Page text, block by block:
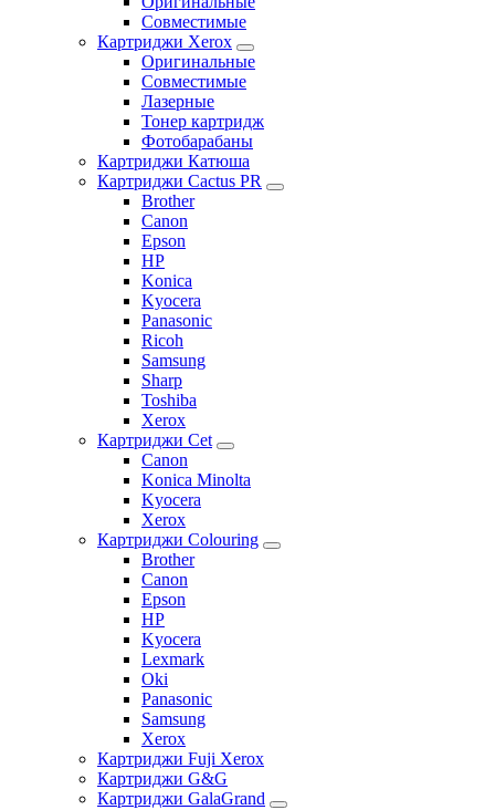
Совместимые
Картриджи Xerox
Оригинальные
Совместимые
Лазерные
Тонер картридж
Фотобарабаны
Картриджи Катюша
Картриджи Cactus PR
Brother
Canon
Epson
HP
Konica
Kyocera
Panasonic
Ricoh
Samsung
Sharp
Toshiba
Xerox
Картриджи Cet
Canon
Konica Minolta
Kyocera
Xerox
Картриджи Colouring
Brother
Canon
Epson
HP
Kyocera
Lexmark
Oki
Panasonic
Samsung
Xerox
Картриджи Fuji Xerox
Картриджи G&G
Картриджи GalaGrand